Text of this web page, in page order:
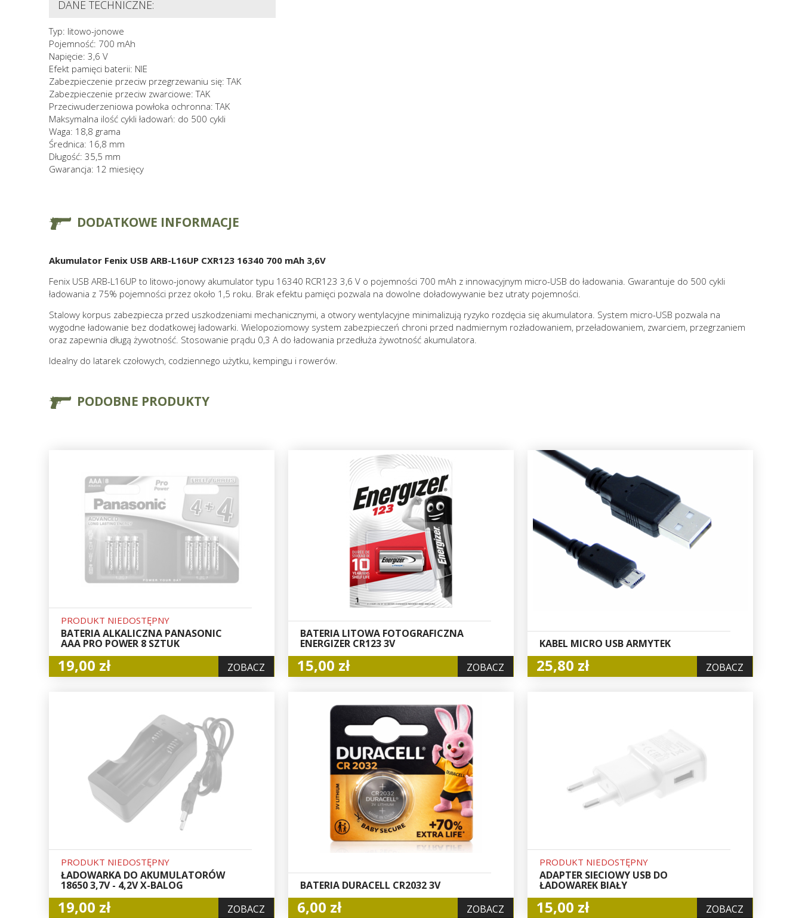
DANE TECHNICZNE:
Typ: litowo-jonowe
Pojemność: 700 mAh
Napięcie: 3,6 V
Efekt pamięci baterii: NIE
Zabezpieczenie przeciw przegrzewaniu się: TAK
Zabezpieczenie przeciw zwarciowe: TAK
Przeciwuderzeniowa powłoka ochronna: TAK
Maksymalna ilość cykli ładowań: do 500 cykli
Waga: 18,8 grama
Średnica: 16,8 mm
Długość: 35,5 mm
Gwarancja: 12 miesięcy
DODATKOWE INFORMACJE
Akumulator Fenix USB ARB-L16UP CXR123 16340 700 mAh 3,6V
Fenix USB ARB-L16UP to litowo-jonowy akumulator typu 16340 RCR123 3,6 V o pojemności 700 mAh z innowacyjnym micro-USB do ładowania. Gwarantuje do 500 cykli
ładowania z 75% pojemności przez około 1,5 roku. Brak efektu pamięci pozwala na dowolne doładowywanie bez utraty pojemności.
Stalowy korpus zabezpiecza przed uszkodzeniami mechanicznymi, a otwory wentylacyjne minimalizują ryzyko rozdęcia się akumulatora. System micro-USB pozwala na
wygodne ładowanie bez dodatkowej ładowarki. Wielopoziomowy system zabezpieczeń chroni przed nadmiernym rozładowaniem, przeładowaniem, zwarciem, przegrzaniem
oraz zapewnia długą żywotność. Stosowanie prądu 0,3 A do ładowania przedłuża żywotność akumulatora.
Idealny do latarek czołowych, codziennego użytku, kempingu i rowerów.
PODOBNE PRODUKTY
PRODUKT NIEDOSTĘPNY
BATERIA ALKALICZNA PANASONIC
AAA PRO POWER 8 SZTUK
19,00 zł ZOBACZ
BATERIA LITOWA FOTOGRAFICZNA
ENERGIZER CR123 3V
15,00 zł ZOBACZ
KABEL MICRO USB ARMYTEK
25,80 zł ZOBACZ
PRODUKT NIEDOSTĘPNY
ŁADOWARKA DO AKUMULATORÓW
18650 3,7V - 4,2V X-BALOG
19,00 zł ZOBACZ
BATERIA DURACELL CR2032 3V
6,00 zł ZOBACZ
PRODUKT NIEDOSTĘPNY
ADAPTER SIECIOWY USB DO
ŁADOWAREK BIAŁY
15,00 zł ZOBACZ